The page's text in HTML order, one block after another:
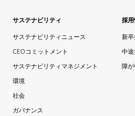
サステナビリティ
サステナビリティニュース
CEOコミットメント
サステナビリティマネジメント
環境
社会
ガバナンス
採
新
中
障